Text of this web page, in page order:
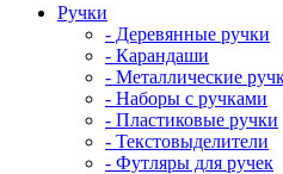
Ручки
- Деревянные ручки
- Карандаши
- Металлические
- Наборы с ручками
- Пластиковые ручки
- Текстовыделители
- Футляры для ручек